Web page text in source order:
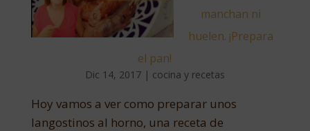
manchan ni
huelen. ¡Prepara
el pan!
Dic 14, 2017| cocina y recetas
Hoy vamos a ver como preparar unos
langostinos al horno, una receta de